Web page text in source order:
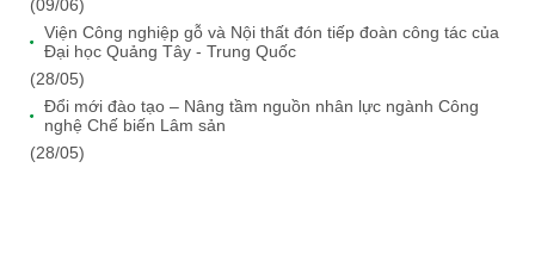
(09/06)
Viện Công nghiệp gỗ và Nội thất đón tiếp đoàn công tác của
Đại học Quảng Tây - Trung Quốc
(28/05)
Đổi mới đào tạo – Nâng tầm nguồn nhân lực ngành Công
nghệ Chế biến Lâm sản
(28/05)